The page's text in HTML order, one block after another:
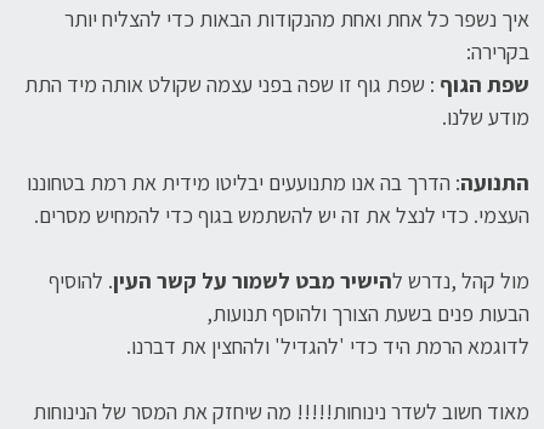
איך נשפר כל אחת ואחת מהנקודות הבאות כדי להצליח יותר
בקרירה:
שפת הגוף : שפת גוף זו שפה בפני עצמה שקולט אותה מיד התת
מודע שלנו.
התנועה: הדרך בה אנו מתנועעים יבליטו מידית את רמת בטחוננו
העצמי. כדי לנצל את זה יש להשתמש בגוף כדי להמחיש מסרים.
מול קהל ,נדרש להישיר מבט לשמור על קשר העין. להוסיף
הבעות פנים בשעת הצורך ולהוסף תנועות,
לדוגמא הרמת היד כדי 'להגדיל' ולהחצין את דברנו.
מאוד חשוב לשדר נינוחות!!!!! מה שיחזק את המסר של הנינוחות